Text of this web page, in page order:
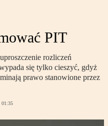
PIT
rozliczeń
się tylko cieszyć, gdyż
prawo stanowione przez
01:35